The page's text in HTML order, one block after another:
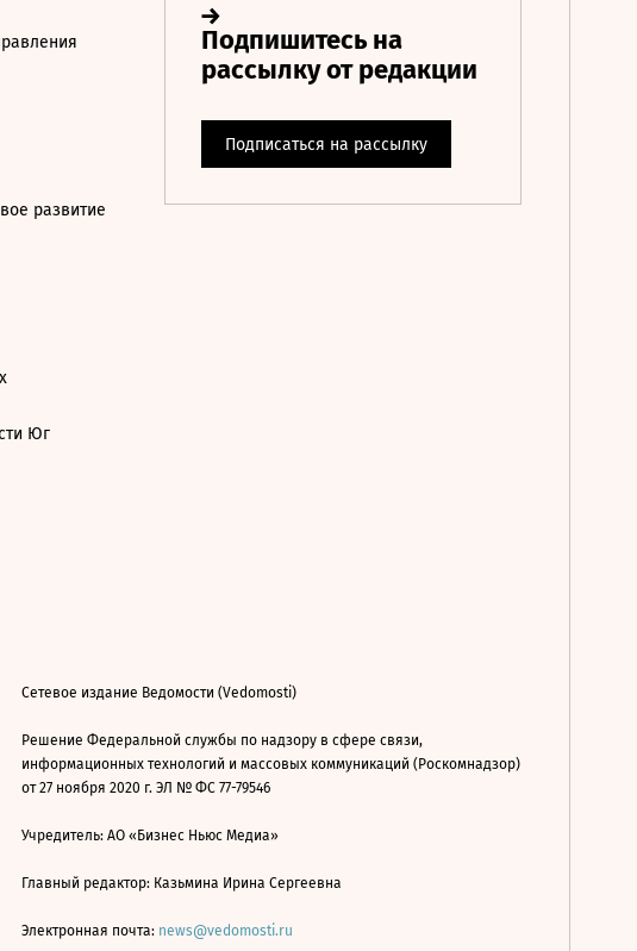
развитие
Юг
Сетевое издание Ведомости (Vedomosti)
Решение Федеральной службы по надзору в сфере связи,
информационных технологий и массовых коммуникаций (Роскомнадзор)
от 27 ноября 2020 г. ЭЛ № ФС 77-79546
Учредитель: АО «Бизнес Ньюс Медиа»
Главный редактор: Казьмина Ирина Сергеевна
Электронная почта: news@vedomosti.ru